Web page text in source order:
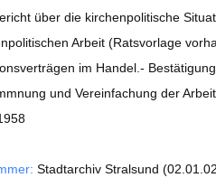
über die kirchenpolitische
Arbeit (Ratsvorlage
im Handel.-
und Vereinfachung der
Stadtarchiv Stralsund